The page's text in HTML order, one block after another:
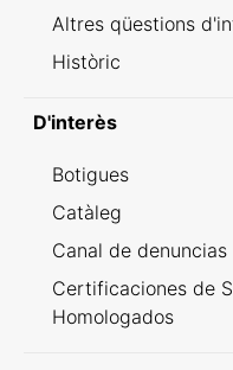
Altres qüestions
Històric
D'interès
Botigues
Catàleg
Canal de denuncias
Certificaciones de
Homologados